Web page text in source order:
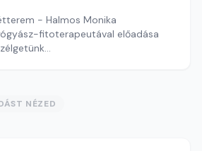
- Halmos Monika
fitoterapeutával előadása
NÉZED